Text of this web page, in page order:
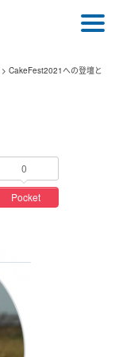
> CakeFest2021への登壇と
0
Pocket